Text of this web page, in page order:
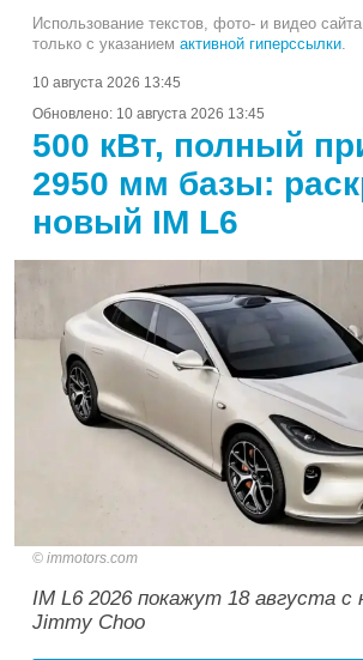
Использование текстов, фото- и видео
только с указанием активной гиперссылки.
10 августа 2026 13:45
Обновлено: 10 августа 2026 13:45
500 кВт, полный
2950 мм базы:
новый IM L6
immotors.com
IM L6 2026 покажут 18 августа с
Jimmy Choo